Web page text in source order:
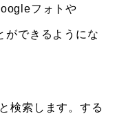
フォトや
ができるようにな
検索します。する